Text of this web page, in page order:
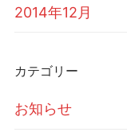
2014年12月
カテゴリー
お知らせ